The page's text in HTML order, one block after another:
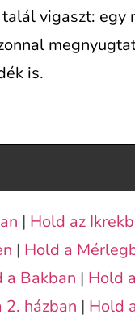
vigaszt: egy
is.
| Hold az
| Hold a
a Bakban | Hold
2. házban | Hold